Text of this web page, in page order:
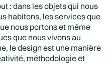
: dans les objets qui nous
habitons, les services que
nous portons et même
que nous vivons au
le design est une manière
méthodologie et